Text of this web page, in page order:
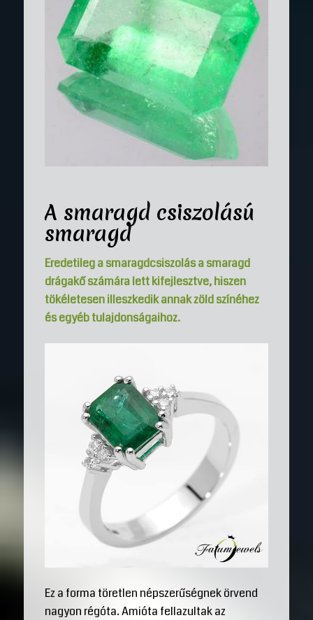
A smaragd csiszolású
smaragd
Eredetileg a smaragdcsiszolás a smaragd
drágakő számára lett kifejlesztve, hiszen
tökéletesen illeszkedik annak zöld színéhez
és egyéb tulajdonságaihoz.
Ez a forma töretlen népszerűségnek örvend
nagyon régóta. Amióta fellazultak az